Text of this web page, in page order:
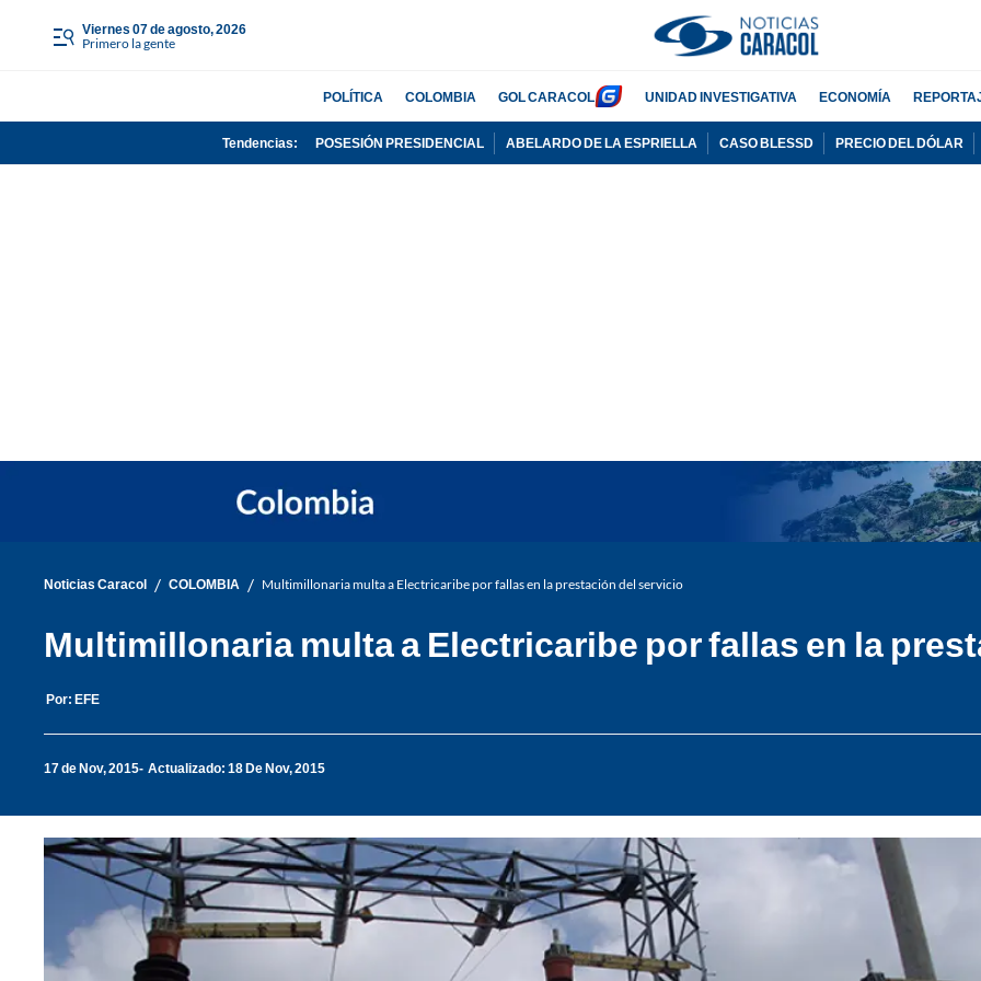
viernes 07 de agosto, 2026
Primero la gente
POLÍTICA COLOMBIA GOL CARACOL UNIDAD INVESTIGATIVA ECONOMÍA
Tendencias: POSESIÓN PRESIDENCIAL ABELARDO DE LA ESPRIELLA CASO BLESSD PRECIO DEL DÓLAR
Noticias Caracol / COLOMBIA / Multimillonaria multa a Electricaribe por fallas en la prestación del servicio
Multimillonaria multa a Electricaribe por fallas en la
Por: EFE
17 de Nov, 2015 Actualizado: 18 De Nov, 2015